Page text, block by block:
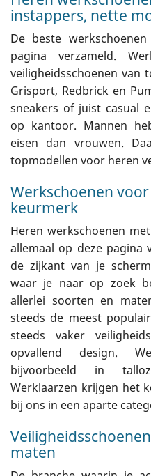
instappers, nette
De beste
pagina verzameld.
veiligheidsschoenen van
Grisport, Redbrick en
sneakers of juist casual
op kantoor. Mannen
eisen dan vrouwen.
topmodellen voor heren
Werkschoenen
keurmerk
Heren werkschoenen met
allemaal op deze pagina
de zijkant van je
waar je naar op zoek
allerlei soorten en
steeds de meest
steeds vaker
opvallend design.
bijvoorbeeld in
Werklaarzen krijgen het
bij ons in een aparte
maten